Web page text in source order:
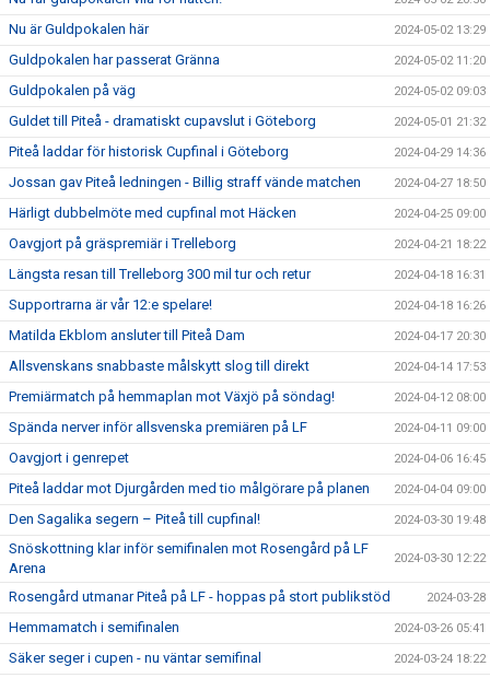
Nu är Guldpokalen här 2024-05-02 13:29
Guldpokalen har passerat Gränna 2024-05-02 11:20
Guldpokalen på väg 2024-05-02 09:03
Guldet till Piteå - dramatiskt cupavslut i Göteborg 2024-05-01 21:32
Piteå laddar för historisk Cupfinal i Göteborg 2024-04-29 14:36
Jossan gav Piteå ledningen - Billig straff vände matchen 2024-04-27 18:50
Härligt dubbelmöte med cupfinal mot Häcken 2024-04-25 09:00
Oavgjort på gräspremiär i Trelleborg 2024-04-21 18:22
Längsta resan till Trelleborg 300 mil tur och retur 2024-04-18 16:31
Supportrarna är vår 12:e spelare! 2024-04-18 16:26
Matilda Ekblom ansluter till Piteå Dam 2024-04-17 20:30
Allsvenskans snabbaste målskytt slog till direkt 2024-04-14 17:53
Premiärmatch på hemmaplan mot Växjö på söndag! 2024-04-12 08:00
Spända nerver inför allsvenska premiären på LF 2024-04-11 09:00
Oavgjort i genrepet 2024-04-06 16:45
Piteå laddar mot Djurgården med tio målgörare på planen 2024-04-04 09:00
Den Sagalika segern – Piteå till cupfinal! 2024-03-30 19:48
Snöskottning klar inför semifinalen mot Rosengård på LF
Arena
2024-03-30 12:22
Rosengård utmanar Piteå på LF - hoppas på stort publikstöd 2024-03-28
Hemmamatch i semifinalen 2024-03-26 05:41
Säker seger i cupen - nu väntar semifinal 2024-03-24 18:22